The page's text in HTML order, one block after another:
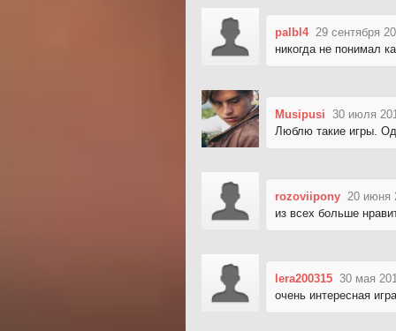
palbl4 29 сентября
никогда не понимал
Musipusi 30 июля
Люблю такие игры.
rozoviipony 20 июня
из всех больше
lera200315 30 мая
очень интересная